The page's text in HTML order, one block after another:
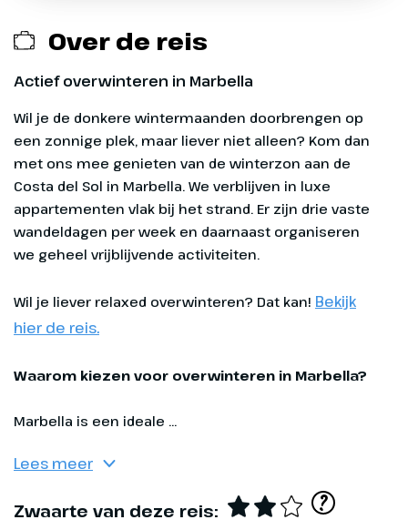
Over de reis
Actief overwinteren in Marbella
Wil je de donkere wintermaanden doorbrengen op een zonnige plek, maar liever niet alleen? Kom dan met ons mee genieten van de winterzon aan de Costa del Sol in Marbella. We verblijven in luxe appartementen vlak bij het strand. Er zijn drie vaste wandeldagen per week en daarnaast
Wil je liever relaxed overwinteren? Dat kan! Bekijk
hier de reis.
Waarom kiezen voor overwinteren in Marbella?
Marbella is een ideale ...
Lees meer
Zwaarte van deze reis: ?
waar het dagelijkse leven zich op
Regelmatig vinden er lokale markten
en traditionele feestelijkheden
plaats, waarbij muziek, dans en
gastronomie samenkomen.
Kunstliefhebbers kunnen hun hart
ophalen in het Museo del Grabado
Español of een voorstelling bijwonen
in het Teatro Ciudad de Marbella, waar
programma staan.
telefoonnummer: 0547-284488
Exclusief
Alle maaltijden
Aankopen bij winkels, inclusief de supermarkt
Eventuele entreegelden
Optionele excursies en uitstapjes die door de
Op deze actieve overwinterreis zijn we uiteraard
daarom alvast aan de volgende dingen: